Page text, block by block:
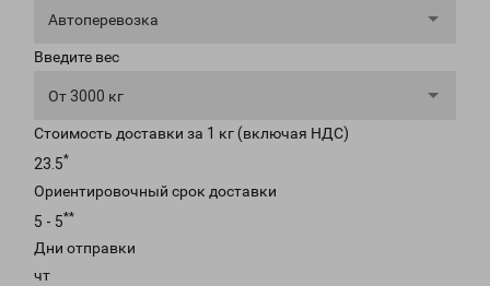
Автоперевозка
Введите вес
От 3000 кг
Стоимость доставки за 1 кг (включая НДС)
23.5*
Ориентировочный срок доставки
5 - 5**
Дни отправки
чт